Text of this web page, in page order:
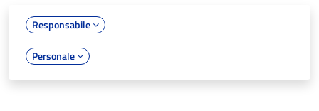
Responsabile
Personale